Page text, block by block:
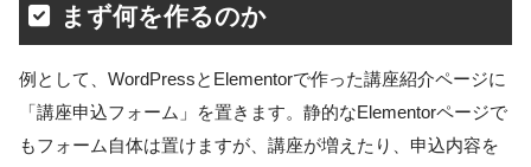
まず何を作るのか
例として、WordPressとElementorで作った講座紹介ページに
「講座申込フォーム」を置きます。静的なElementorページで
もフォーム自体は置けますが、講座が増えたり、申込内容を